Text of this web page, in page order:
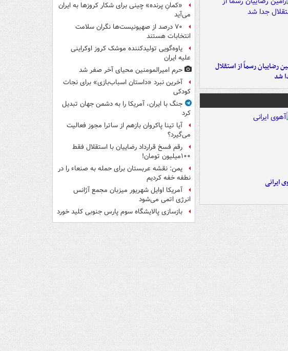
رضاییان رسماً از استقلال
شد
ایرانی
«کمانِ پرنده» چینی برای شکار کروزها به ایران
می‌آید
۷۰ درصد از صهیونیست‌ها نگران سلامت
انتخابات هستند
یاوه‌گویی تولیدکننده موشک کروز اوکراینی
علیه ایران
حرم امیرالمومنین محیای آخر صفر شد
آخرین نبرد «داستان اسباب‌بازی» برای نجات
کودکی
جنگ با ایران، آمریکا را به دشمن جهان تبدیل
کرد
آیا تینا پاکروان بازهم از ساترا مجوز فعالیت
می‌گیرد؟
رقم فسخ قرارداد رضاییان با استقلال فقط
۱۰۰میلیون تومان!
یمن: نقشه عربستان برای حمله به صنعاء را در
نطفه خفه کردیم
آمریکا اوایل شهریور میزبان مجمع آژانس
انرژی اتمی می‌شود
بازسازی پالایشگاه سوم پارس جنوبی کلید خورد